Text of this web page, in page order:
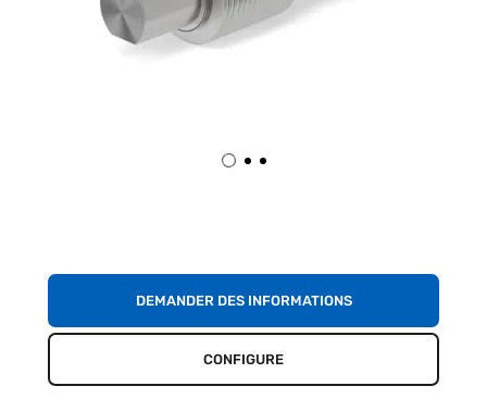
DEMANDER DES INFORMATIONS
CONFIGURE